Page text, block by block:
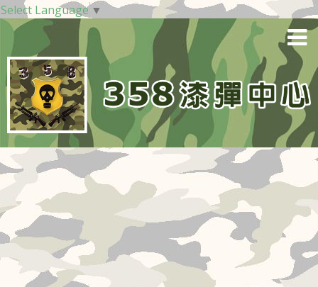
Select Language ▼